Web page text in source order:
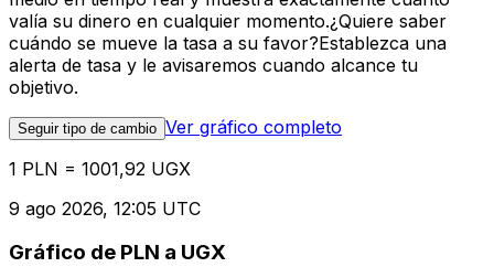
valía su dinero en cualquier momento.¿Quiere saber
cuándo se mueve la tasa a su favor?Establezca una
alerta de tasa y le avisaremos cuando alcance tu
objetivo.
Seguir tipo de cambio Ver gráfico completo
1 PLN = 1001,92 UGX
9 ago 2026, 12:05 UTC
Gráfico de PLN a UGX